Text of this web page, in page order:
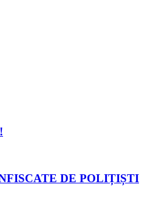
DE POLIȚIȘTI